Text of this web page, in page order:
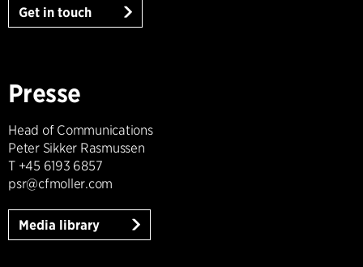
Get in touch
Presse
Head of Communications
Peter Sikker Rasmussen
T +45 6193 6857
psr@cfmoller.com
Media library